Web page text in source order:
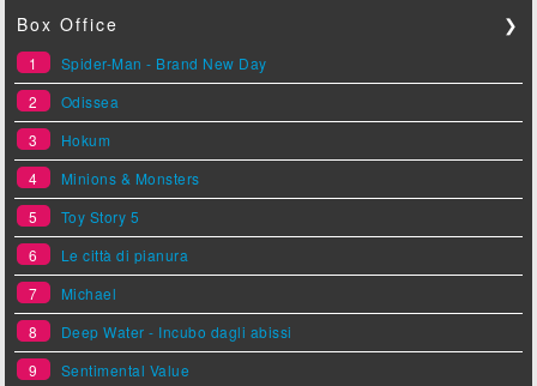
Box Office ❯
1
Spider-Man - Brand New Day
2
Odissea
3
Hokum
4
Minions & Monsters
5
Toy Story 5
6
Le città di pianura
7
Michael
8
Deep Water - Incubo dagli abissi
9
Sentimental Value